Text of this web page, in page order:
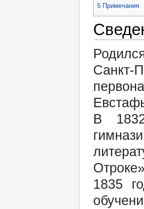
5 Примечания
В
1835